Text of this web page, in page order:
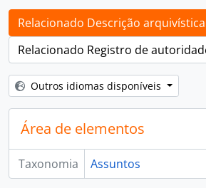
Relacionado Descrição
Relacionado Registro de
Outros idiomas disponíveis
Área de elementos
Taxonomia Assuntos